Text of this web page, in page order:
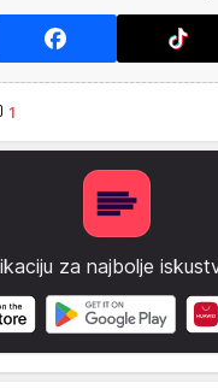
1
za najbolje